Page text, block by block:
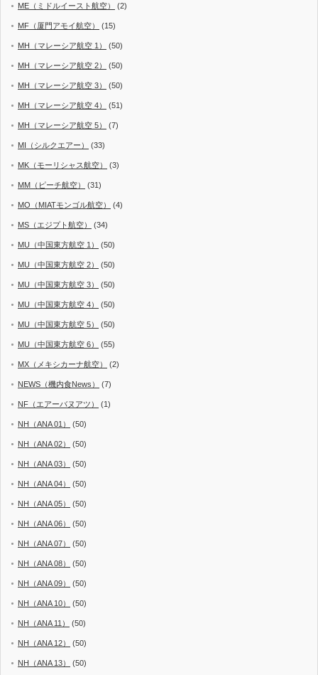
ME（ミドルイースト航空） (2)
MF（厦門アモイ航空） (15)
MH（マレーシア航空 1） (50)
MH（マレーシア航空 2） (50)
MH（マレーシア航空 3） (50)
MH（マレーシア航空 4） (51)
MH（マレーシア航空 5） (7)
MI（シルクエアー） (33)
MK（モーリシャス航空） (3)
MM（ピーチ航空） (31)
MO（MIATモンゴル航空） (4)
MS（エジプト航空） (34)
MU（中国東方航空 1） (50)
MU（中国東方航空 2） (50)
MU（中国東方航空 3） (50)
MU（中国東方航空 4） (50)
MU（中国東方航空 5） (50)
MU（中国東方航空 6） (55)
MX（メキシカーナ航空） (2)
NEWS（機内食News） (7)
NF（エアーバヌアツ） (1)
NH（ANA 01） (50)
NH（ANA 02） (50)
NH（ANA 03） (50)
NH（ANA 04） (50)
NH（ANA 05） (50)
NH（ANA 06） (50)
NH（ANA 07） (50)
NH（ANA 08） (50)
NH（ANA 09） (50)
NH（ANA 10） (50)
NH（ANA 11） (50)
NH（ANA 12） (50)
NH（ANA 13） (50)